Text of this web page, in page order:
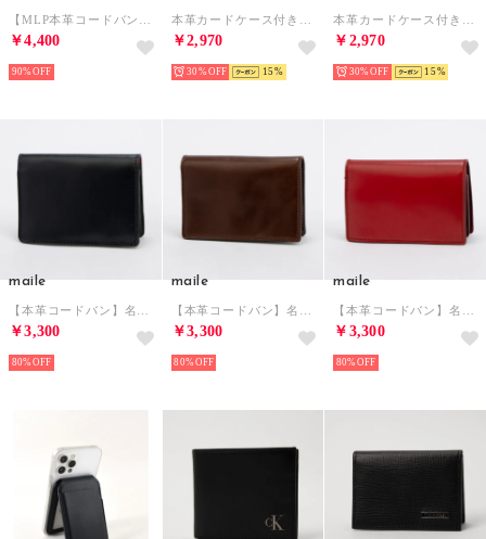
￥4,400
90%
￥2,970
30% 15
￥2,970
30% 15
maile
￥3,300
80%
maile
￥3,300
80%
maile
￥3,300
80%